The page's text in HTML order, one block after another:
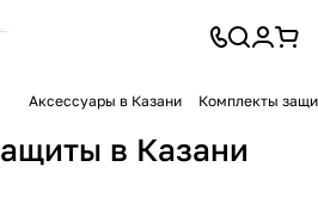
Аксессуары в Казани Комплекты
в Казани